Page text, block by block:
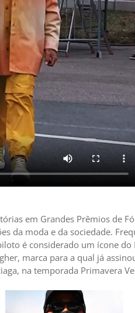
em Grandes Prêmios de
da moda e da sociedade.
é considerado um ícone do
marca para a qual já
na temporada Primavera